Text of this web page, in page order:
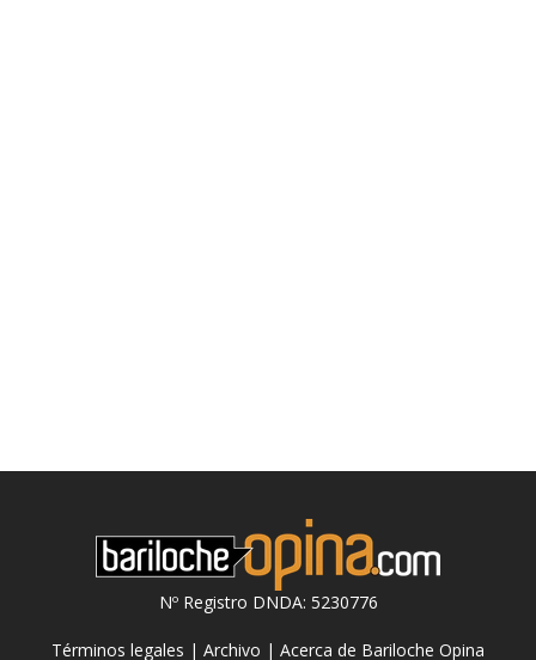
Nº Registro DNDA: 5230776
Términos legales | Archivo | Acerca de Bariloche Opina